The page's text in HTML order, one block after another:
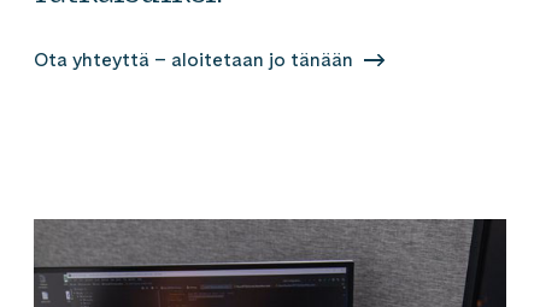
Ota yhteyttä – aloitetaan jo tänään